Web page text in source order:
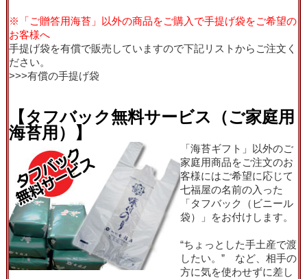
※「ご贈答用海苔」以外の商品をご購入で手提げ袋をご希望の
お客様へ
手提げ袋を有償で販売していますので下記リストからご注文く
ださい。
>>>有償の手提げ袋
【タフバック無料サービス（ご家庭用
海苔用）】
「海苔ギフト」以外のご
家庭用商品をご注文のお
客様にはご希望に応じて
七福屋の名前の入った
「タフバック（ビニール
袋）」をお付けします。
“ちょっとした手土産で渡
したい。” など、相手の
方に気を使わせずに差し